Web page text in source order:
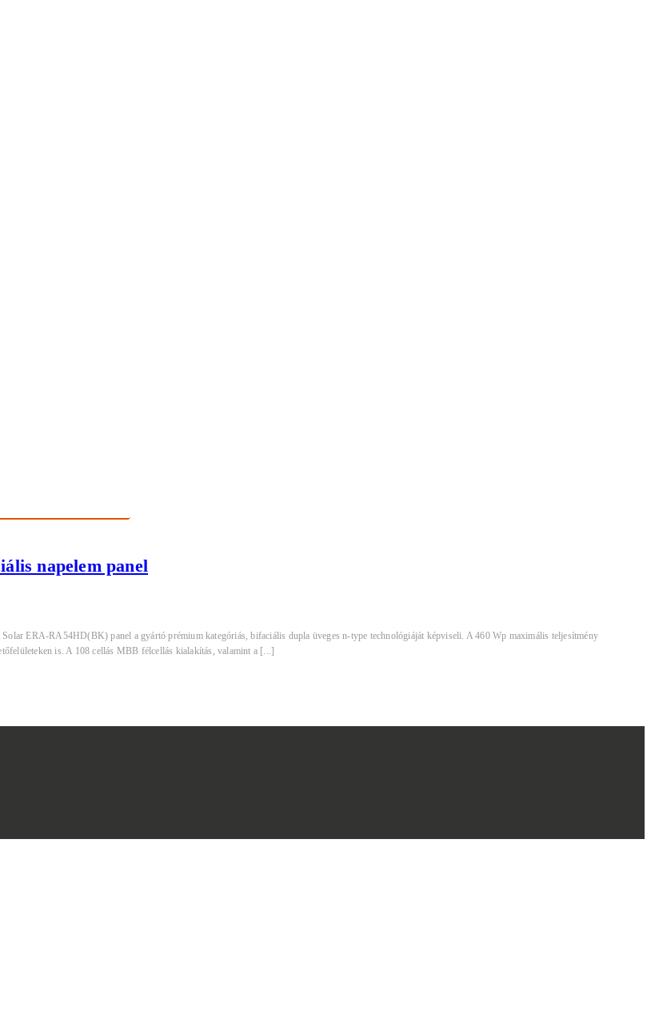
napelem panel
ERA-RA54HD(BK) panel a gyártó prémium kategóriás, bifaciális dupla üveges n-type technológiáját képviseli. A 460 Wp maximális teljesítmény
is. A 108 cellás MBB félcellás kialakítás, valamint a [...]